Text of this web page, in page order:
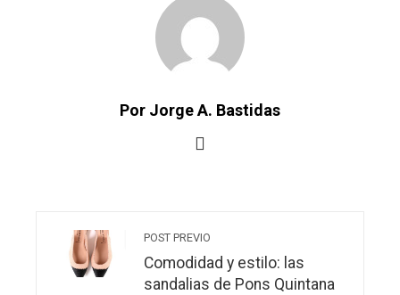
Por Jorge A. Bastidas
POST PREVIO
Comodidad y estilo: las
sandalias de Pons Quintana